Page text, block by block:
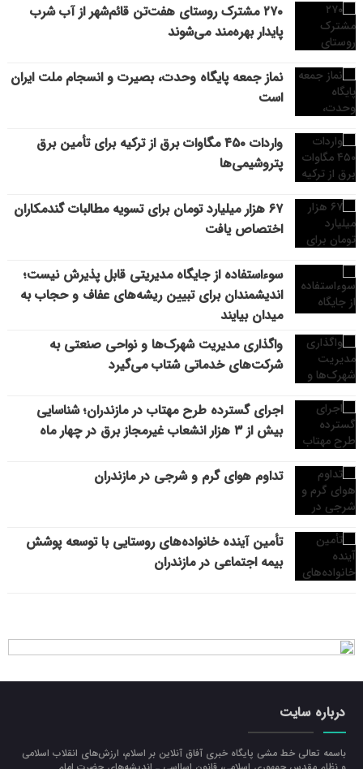
۲۷۰ مشترک روستای هفت‌تن قائم‌شهر از آب شرب
پایدار بهره‌مند می‌شوند
نماز جمعه پایگاه وحدت، بصیرت و انسجام ملت ایران
است
واردات ۴۵۰ مگاوات برق از ترکیه برای تأمین برق
پتروشیمی‌ها
۶۷ هزار میلیارد تومان برای تسویه مطالبات گندمکاران
اختصاص یافت
سوءاستفاده از جایگاه مدیریتی قابل پذیرش نیست؛
اندیشمندان برای تبیین ریشه‌های عفاف و حجاب به
میدان بیایند
واگذاری مدیریت شهرک‌ها و نواحی صنعتی به
شرکت‌های خدماتی شتاب می‌گیرد
اجرای گسترده طرح مهتاب در مازندران؛ شناسایی
بیش از ۳ هزار انشعاب غیرمجاز برق در چهار ماه
تداوم هوای گرم و شرجی در مازندران
تأمین آینده خانواده‌های روستایی با توسعه پوشش
بیمه اجتماعی در مازندران
درباره سایت
باسمه تعالی خط مشی پایگاه خبری آفاق آنلاین بر اسلام، ارزش‌هاي انقلاب اسلامي